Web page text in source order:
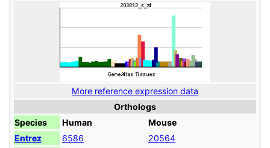
More reference expression data
Orthologs
Species
Human
Mouse
Entrez
6586
20564